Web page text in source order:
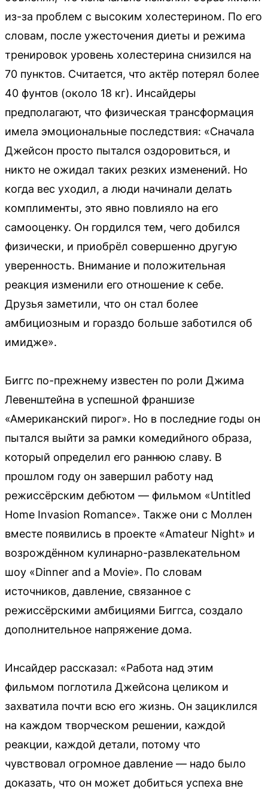
из-за проблем с высоким холестерином. По его
словам, после ужесточения диеты и режима
тренировок уровень холестерина снизился на
70 пунктов. Считается, что актёр потерял более
40 фунтов (около 18 кг). Инсайдеры
предполагают, что физическая трансформация
имела эмоциональные последствия: «Сначала
Джейсон просто пытался оздоровиться, и
никто не ожидал таких резких изменений. Но
когда вес уходил, а люди начинали делать
комплименты, это явно повлияло на его
самооценку. Он гордился тем, чего добился
физически, и приобрёл совершенно другую
уверенность. Внимание и положительная
реакция изменили его отношение к себе.
Друзья заметили, что он стал более
амбициозным и гораздо больше заботился об
имидже».
Биггс по-прежнему известен по роли Джима
Левенштейна в успешной франшизе
«Американский пирог». Но в последние годы он
пытался выйти за рамки комедийного образа,
который определил его раннюю славу. В
прошлом году он завершил работу над
режиссёрским дебютом — фильмом «Untitled
Home Invasion Romance». Также они с Моллен
вместе появились в проекте «Amateur Night» и
возрождённом кулинарно-развлекательном
шоу «Dinner and a Movie». По словам
источников, давление, связанное с
режиссёрскими амбициями Биггса, создало
дополнительное напряжение дома.
Инсайдер рассказал: «Работа над этим
фильмом поглотила Джейсона целиком и
захватила почти всю его жизнь. Он зациклился
на каждом творческом решении, каждой
реакции, каждой детали, потому что
чувствовал огромное давление — надо было
доказать, что он может добиться успеха вне